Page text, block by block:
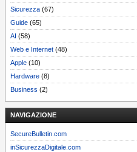
Sicurezza (67)
Guide (65)
AI (58)
Web e Internet (48)
Apple (10)
Hardware (8)
Business (2)
NAVIGAZIONE
SecureBulletin.com
inSicurezzaDigitale.com